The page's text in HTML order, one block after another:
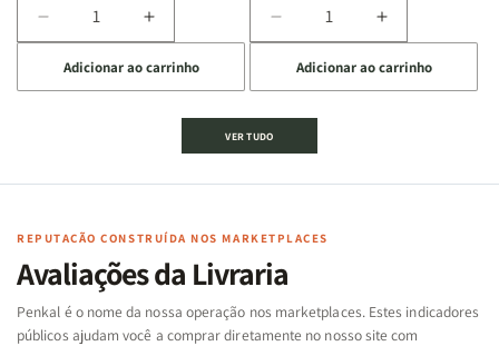
Diminuir
a
quantidade
de
Cartas
Famílias
Bíblia
-
Penkal
Aumentar
a
quantidade
de
Jogo
Cartas
Famílias
da
Bíblia
-
Penkal
Adicionar ao carrinho
Diminuir
a
quantidade
de
Jogo
|
de
Aumentar
a
quantidade
de
|
Adicionar ao carrinho
VER TUDO
REPUTAÇÃO CONSTRUÍDA NOS MARKETPLACES
Avaliações da Livraria
Penkal é o nome da nossa operação nos marketplaces. Estes indicadores
públicos ajudam você a comprar diretamente no nosso site com